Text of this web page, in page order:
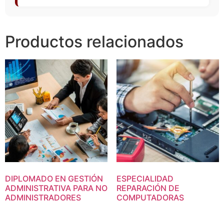
Productos relacionados
DIPLOMADO EN GESTIÓN
ADMINISTRATIVA PARA NO
ADMINISTRADORES
ESPECIALIDAD
REPARACIÓN DE
COMPUTADORAS